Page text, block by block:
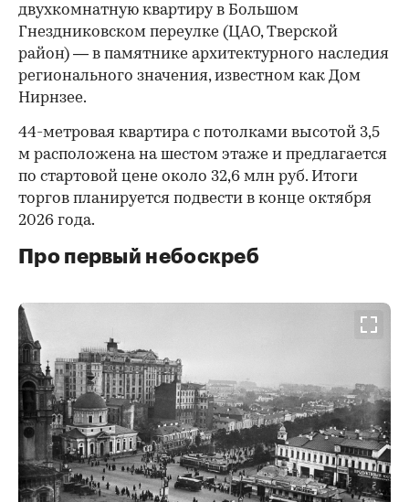
двухкомнатную квартиру в Большом
Гнездниковском переулке (ЦАО, Тверской
район) — в памятнике архитектурного наследия
регионального значения, известном как Дом
Нирнзее.
44-метровая квартира с потолками высотой 3,5
м расположена на шестом этаже и предлагается
по стартовой цене около 32,6 млн руб. Итоги
торгов планируется подвести в конце октября
2026 года.
Про первый небоскреб
00:00 / 00:00